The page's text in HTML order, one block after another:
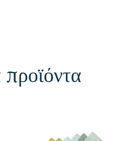
προϊόντα